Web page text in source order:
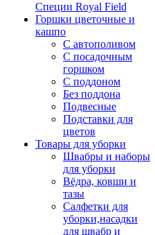
Специи Royal Field
Горшки цветочные и
кашпо
С автополивом
С посадочным
горшком
С поддоном
Без поддона
Подвесные
Подставки для
цветов
Товары для уборки
Швабры и наборы
для уборки
Вёдра, ковши и
тазы
Салфетки для
уборки,насадки
для швабр и